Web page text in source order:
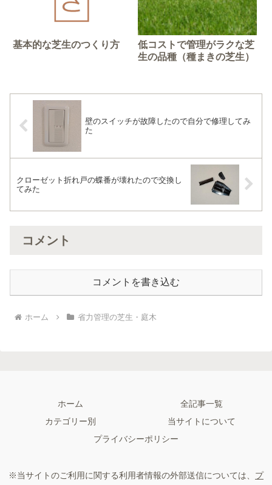
基本的な芝生のつくり方
低コストで管理がラクな芝
生の品種（種まきの芝生）
壁のスイッチが故障したので自分で修理してみ
た
クローゼット折れ戸の蝶番が壊れたので交換し
てみた
コメント
コメントを書き込む
ホーム 省力管理の芝生・庭木
ホーム
全記事一覧
カテゴリー別
当サイトについて
プライバシーポリシー
※当サイトのご利用に関する利用者情報の外部送信については、 プ